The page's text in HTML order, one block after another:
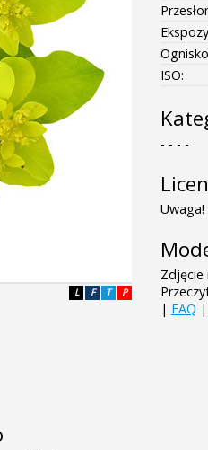
P
T
F
L
ISO:
- - - -
Zdjęcie
| FAQ |